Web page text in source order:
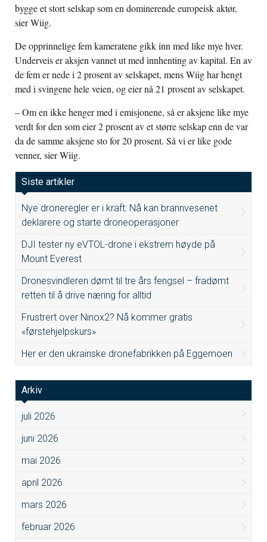
bygge et stort selskap som en dominerende europeisk aktør,
sier Wiig.
De opprinnelige fem kameratene gikk inn med like mye hver.
Underveis er aksjen vannet ut med innhenting av kapital. En av
de fem er nede i 2 prosent av selskapet, mens Wiig har hengt
med i svingene hele veien, og eier nå 21 prosent av selskapet.
– Om en ikke henger med i emisjonene, så er aksjene like mye
verdt for den som eier 2 prosent av et større selskap enn de var
da de samme aksjene sto for 20 prosent. Så vi er like gode
venner, sier Wiig.
Siste artikler
Nye droneregler er i kraft: Nå kan brannvesenet
deklarere og starte droneoperasjoner
DJI tester ny eVTOL-drone i ekstrem høyde på
Mount Everest
Dronesvindleren dømt til tre års fengsel – fradømt
retten til å drive næring for alltid
Frustrert over Ninox2? Nå kommer gratis
«førstehjelpskurs»
Her er den ukrainske dronefabrikken på Eggemoen
Arkiv
juli 2026
juni 2026
mai 2026
april 2026
mars 2026
februar 2026